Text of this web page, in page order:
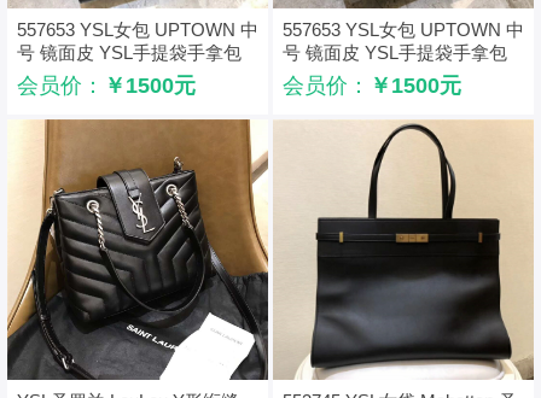
557653 YSL女包 UPTOWN 中
号 镜面皮 YSL手提袋手拿包
黑色
会员价： ￥1500元
557653 YSL女包 UPTOWN 中
号 镜面皮 YSL手提袋手拿包
白色
会员价： ￥1500元